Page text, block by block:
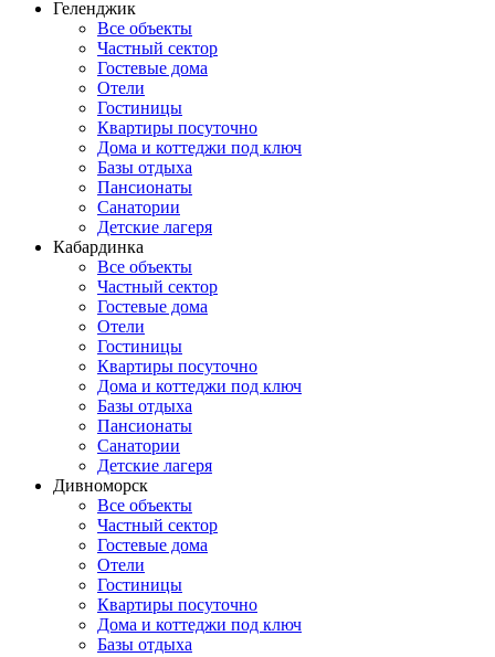
Геленджик
Все объекты
Частный сектор
Гостевые дома
Отели
Гостиницы
Квартиры посуточно
Дома и коттеджи под ключ
Базы отдыха
Пансионаты
Санатории
Детские лагеря
Кабардинка
Все объекты
Частный сектор
Гостевые дома
Отели
Гостиницы
Квартиры посуточно
Дома и коттеджи под ключ
Базы отдыха
Пансионаты
Санатории
Детские лагеря
Дивноморск
Все объекты
Частный сектор
Гостевые дома
Отели
Гостиницы
Квартиры посуточно
Дома и коттеджи под ключ
Базы отдыха